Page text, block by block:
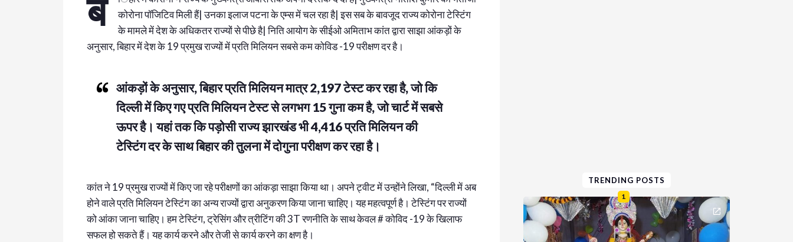
ब
कोरोना पॉजिटिव मिली हैं| उनका इलाज पटना के एम्स में चल रहा है| इस सब के बावजूद राज्य कोरोना टेस्टिंग
के मामले में देश के अधिकतर राज्यों से पीछे है| निति आयोग के सीईओ अमिताभ कांत द्वारा साझा आंकड़ों के
अनुसार, बिहार में देश के 19 प्रमुख राज्यों में प्रति मिलियन सबसे कम कोविड -19 परीक्षण दर है।
आंकड़ों के अनुसार, बिहार प्रति मिलियन मात्र 2,197 टेस्ट कर रहा है, जो कि
दिल्ली में किए गए प्रति मिलियन टेस्ट से लगभग 15 गुना कम है, जो चार्ट में सबसे
ऊपर है। यहां तक ​​कि पड़ोसी राज्य झारखंड भी 4,416 प्रति मिलियन की
टेस्टिंग दर के साथ बिहार की तुलना में दोगुना परीक्षण कर रहा है।
कांत ने 19 प्रमुख राज्यों में किए जा रहे परीक्षणों का आंकड़ा साझा किया था। अपने ट्वीट में उन्होंने लिखा, “दिल्ली में अब
होने वाले प्रति मिलियन टेस्टिंग का अन्य राज्यों द्वारा अनुकरण किया जाना चाहिए। यह महत्वपूर्ण है। टेस्टिंग पर राज्यों
को आंका जाना चाहिए। हम टेस्टिंग, ट्रेसिंग और त्रीटिंग की 3T रणनीति के साथ केवल # कोविद -19 के खिलाफ
सफल हो सकते हैं। यह कार्य करने और तेजी से कार्य करने का क्षण है।
TRENDING POSTS
1